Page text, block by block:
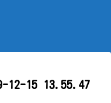
12-15 13.55.47